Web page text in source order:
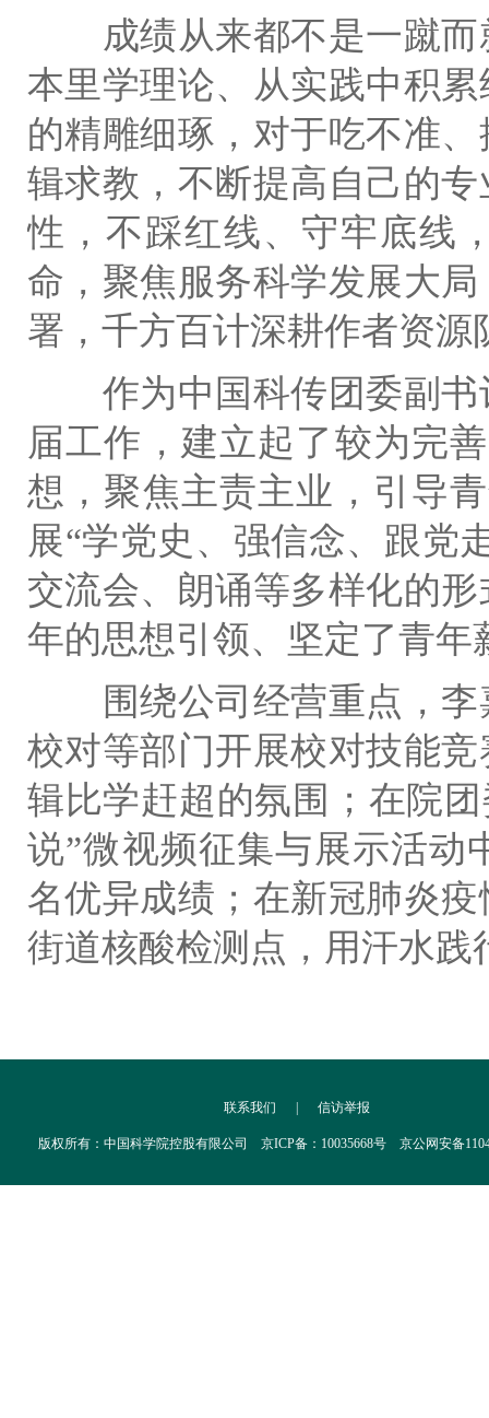
成绩从来都不是一蹴而
本里学理论、从实践中积
的精雕细琢，对于吃不准
辑求教，不断提高自己的
性，不踩红线、守牢底线
命，聚焦服务科学发展大
署，千方百计深耕作者资源
作为中国科传团委副书
届工作，建立起了较为完
想，聚焦主责主业，引导
展“学党史、强信念、跟党
交流会、朗诵等多样化的
年的思想引领、坚定了青年
围绕公司经营重点，李
校对等部门开展校对技能
辑比学赶超的氛围；在院
说”微视频征集与展示活动
名优异成绩；在新冠肺炎
街道核酸检测点，用汗水践
联系我们 | 信访举报
版权所有：中国科学院控股有限公司 京ICP备：10035668号 京公网安备